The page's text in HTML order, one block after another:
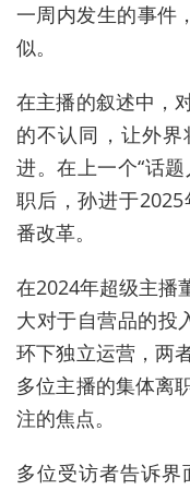
一周内发生的事件
似。
在主播的叙述中，
的不认同，让外
进。在上一个“话
职后，孙进于
番改革。
在2024年超级主播
大对于自营品的投
环下独立运营，两
多位主播的集体离
注的焦点。
多位受访者告诉